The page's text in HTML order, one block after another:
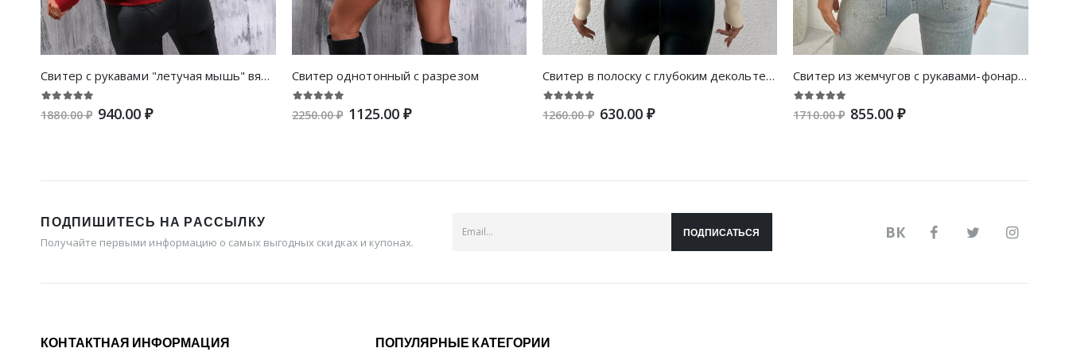
Свитер с рукавами "летучая мышь" вязаный в рубчик
1880.00 ₽ 940.00 ₽
Свитер однотонный с разрезом
2250.00 ₽ 1125.00 ₽
Свитер в полоску с глубоким декольте с рукавом-реглан
1260.00 ₽ 630.00 ₽
Свитер из жемчугов с рукавами-фонариками
1710.00 ₽ 855.00 ₽
ПОДПИШИТЕСЬ НА РАССЫЛКУ
Получайте первыми информацию о самых выгодных скидках и купонах.
ПОДПИСАТЬСЯ ВК
КОНТАКТНАЯ ИНФОРМАЦИЯ ПОПУЛЯРНЫЕ КАТЕГОРИИ